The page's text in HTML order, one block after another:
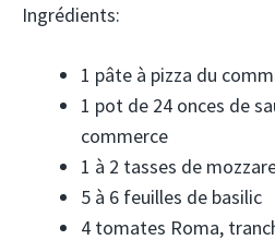
Ingrédients:
1 pâte à pizza du
1 pot de 24 onces de
commerce
1 à 2 tasses de
5 à 6 feuilles de basilic
4 tomates Roma,